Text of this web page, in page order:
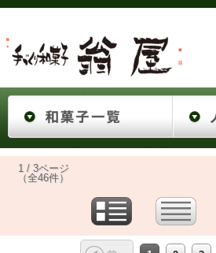
1 / 3ページ
（全46件）